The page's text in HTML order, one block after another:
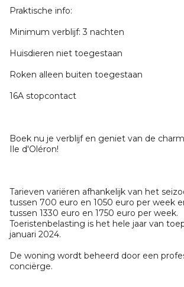
Praktische info:
Minimum verblijf: 3 nachten
Huisdieren niet toegestaan
Roken alleen buiten toegestaan
16A stopcontact
Boek nu je verblijf en geniet van de
Ile d'Oléron!
Tarieven variëren afhankelijk van het
tussen 700 euro en 1050 euro per week
tussen 1330 euro en 1750 euro per week.
Toeristenbelasting is het hele jaar van
januari 2024.
De woning wordt beheerd door een
conciërge.